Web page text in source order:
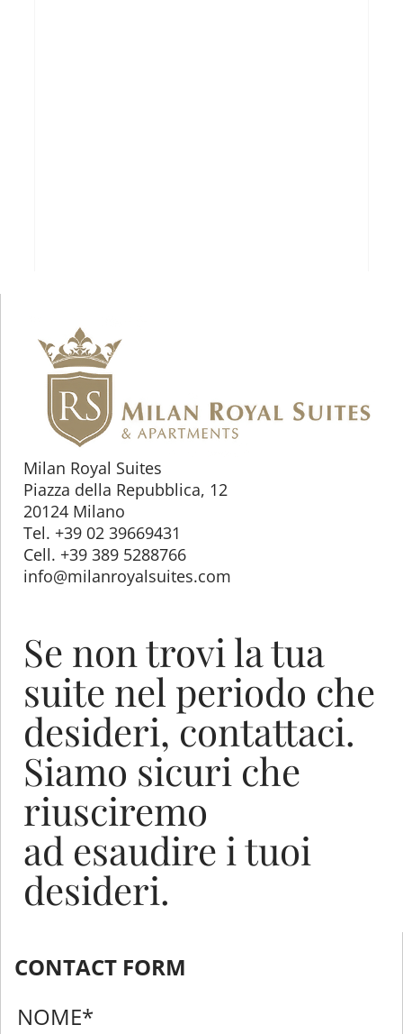
Milan Royal Suites
Piazza della Repubblica, 12
20124 Milano
Tel. +39 02 39669431
Cell. +39 389 5288766
info@milanroyalsuites.com
Se non trovi la tua
suite nel periodo che
desideri, contattaci.
Siamo sicuri che
riusciremo
ad esaudire i tuoi
desideri.
CONTACT FORM